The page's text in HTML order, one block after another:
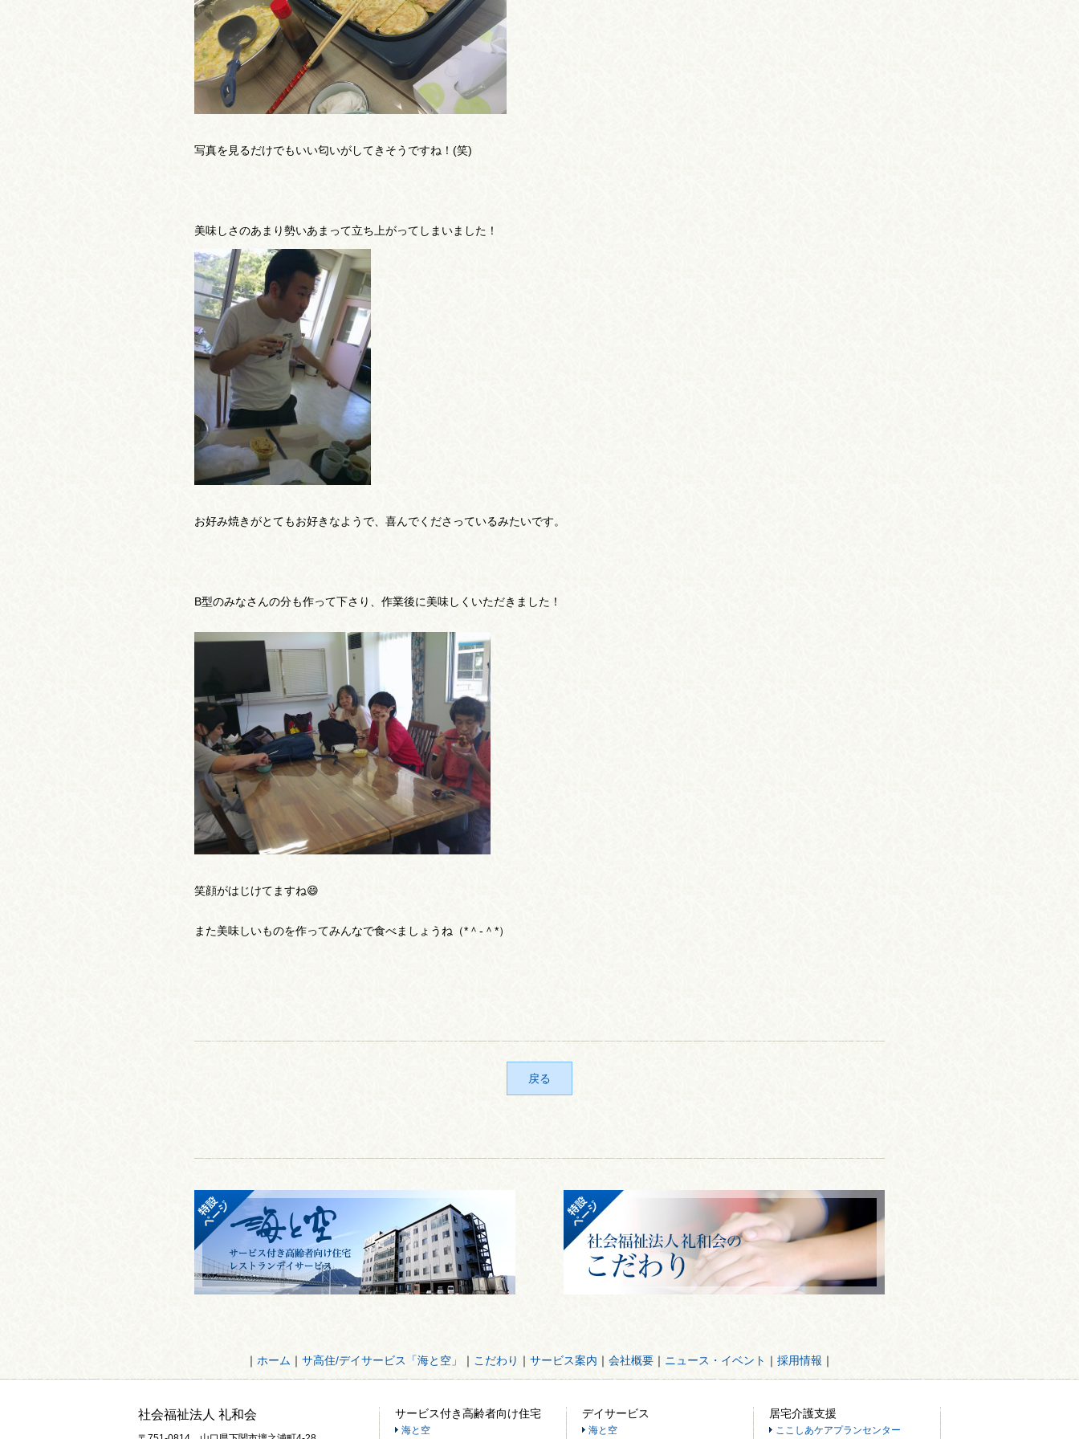
写真を見るだけでもいい匂いがしてきそうですね！(笑)
美味しさのあまり勢いあまって立ち上がってしまいました！
お好み焼きがとてもお好きなようで、喜んでくださっているみたいです。
B型のみなさんの分も作って下さり、作業後に美味しくいただきました！
笑顔がはじけてますね😄
また美味しいものを作ってみんなで食べましょうね（*＾-＾*）
戻る
｜ ホーム ｜ サ高住/デイサービス「海と空」 ｜ こだわり ｜ サービス案内 ｜ 会社概要 ｜ ニュース・イベント ｜ 採用情報 ｜
社会福祉法人 礼和会 サービス付き高齢者向け住宅
海と空
デイサービス
海と空
居宅介護支援
ここしあケアプランセンター